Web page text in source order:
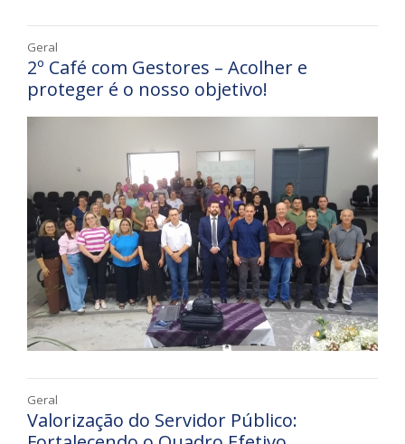
Geral
2º Café com Gestores – Acolher e
proteger é o nosso objetivo!
Geral
Valorização do Servidor Público: